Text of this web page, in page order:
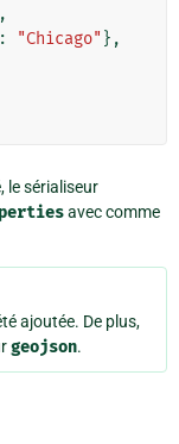
: "Chicago" },
le sérialiseur
avec comme
ajoutée. De plus,
geojson.